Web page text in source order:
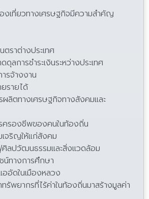
งเที่ยวทางเศรษฐกิจมีความสำคัญ
ราต่างประเทศ
ลการชำระเงินระหว่างประเทศ
รจ้างงาน
ยรายได้
ผลิตทางเศรษฐกิจทางสังคมและ
ครองชีพของคนในท้องถิ่น
จริญให้แก่สังคม
ลปวัฒนธรรมและสิ่งแวดล้อม
น์ทางการศึกษา
อัดในเมืองหลวง
ทรัพยากรที่ไร้ค่าในท้องถิ่นมาสร้างมูลค่า